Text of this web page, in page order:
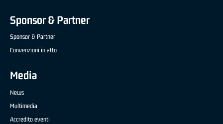
Sponsor & Partner
Sponsor & Partner
Convenzioni in atto
Media
News
Multimedia
Accredito eventi